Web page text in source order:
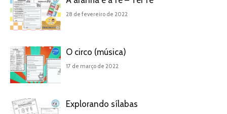
28 de fevereiro de 2022
O circo (música)
17 de março de 2022
Explorando sílabas